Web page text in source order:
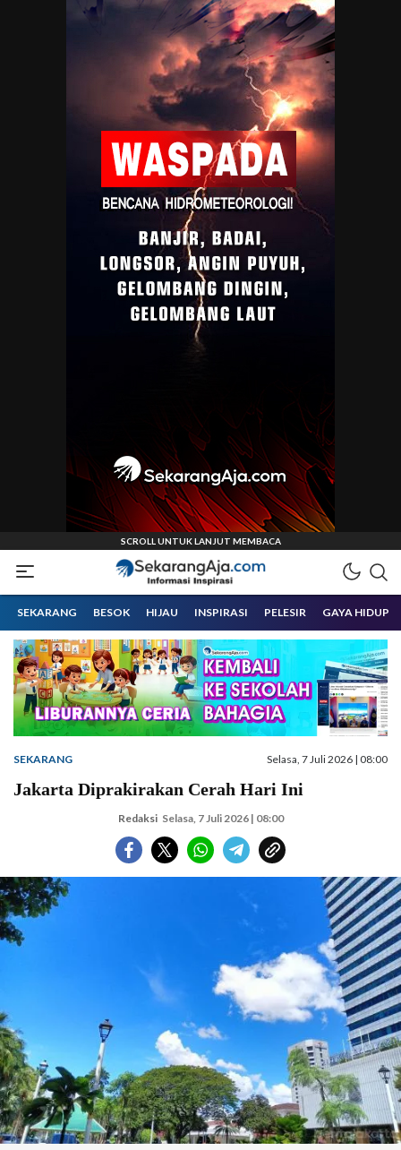
Sekarangaja
Informasi Inspirasi Malang Raya
SEKARANG BESOK HIJAU INSPIRASI PELESIR GAYA HIDUP
SEKARANG Selasa, 7 Juli 2026 | 08:00
Jakarta Diprakirakan Cerah Hari Ini
Redaksi Selasa, 7 Juli 2026 | 08:00